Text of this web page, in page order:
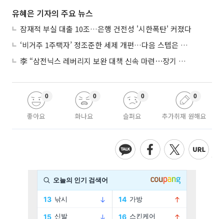
유혜은 기자의 주요 뉴스
잠재적 부실 대출 10조…은행 건전성 '시한폭탄' 커졌다
‘비거주 1주택자’ 정조준한 세제 개편…다음 스텝은 금융 대책
李 “삼전닉스 레버리지 보완 대책 신속 마련⋯장기 채무 과감히 탕감”
좋아요
0
화나요
0
슬퍼요
0
추가취재 원해요
0